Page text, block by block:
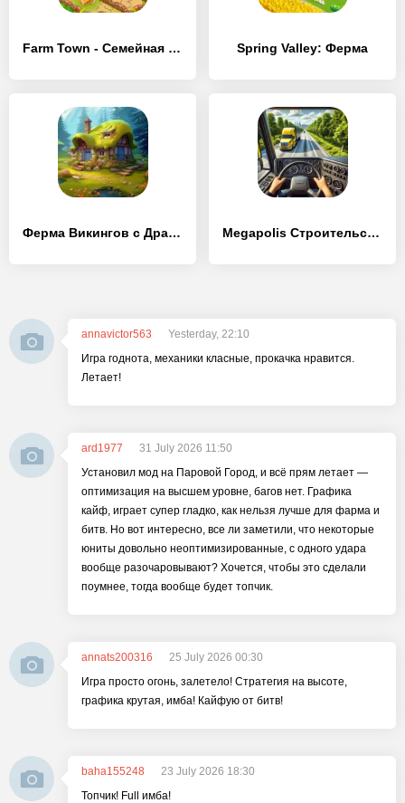
Farm Town - Семейная Ферма Spring Valley: Ферма
Ферма Викингов с Драконами Megapolis Строительство Города
annavictor563
Yesterday, 22:10
Игра годнота, механики класные, прокачка нравится.
Летает!
ard1977
31 July 2026 11:50
Установил мод на Паровой Город, и всё прям летает —
оптимизация на высшем уровне, багов нет. Графика
кайф, играет супер гладко, как нельзя лучше для фарма и
битв. Но вот интересно, все ли заметили, что некоторые
юниты довольно неоптимизированные, с одного удара
вообще разочаровывают? Хочется, чтобы это сделали
поумнее, тогда вообще будет топчик.
annats200316
25 July 2026 00:30
Игра просто огонь, залетело! Стратегия на высоте,
графика крутая, имба! Кайфую от битв!
baha155248
23 July 2026 18:30
Топчик! Full имба!